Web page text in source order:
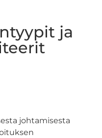
ja
johtamisesta